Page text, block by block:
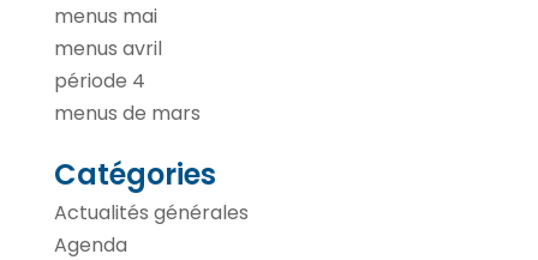
menus mai
menus avril
période 4
menus de mars
Catégories
Actualités générales
Agenda